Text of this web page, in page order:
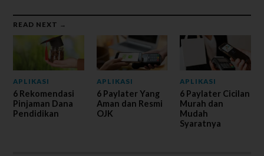
READ NEXT →
APLIKASI
6 Rekomendasi
Pinjaman Dana
Pendidikan
APLIKASI
6 Paylater Yang
Aman dan Resmi
OJK
APLIKASI
6 Paylater Cicilan
Murah dan
Mudah
Syaratnya